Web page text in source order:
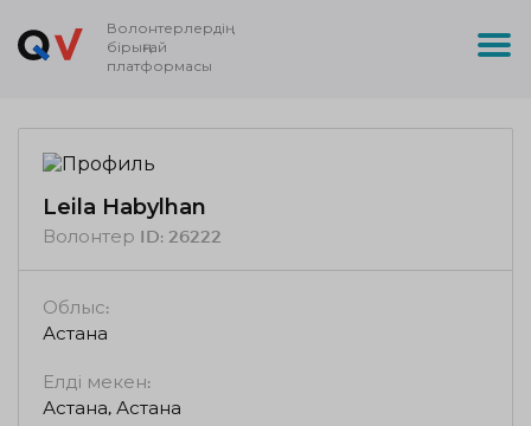
Волонтерлердің
бірыңғай
платформасы
Leila Habylhan
Волонтер ID: 26222
Облыс:
Астана
Елді мекен:
Астана, Астана